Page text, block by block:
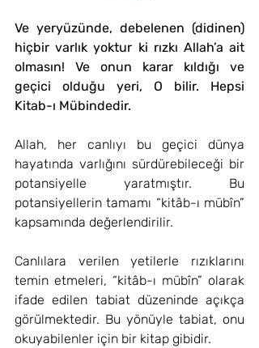
Ve yeryüzünde, debelenen (didinen)
hiçbir varlık yoktur ki rızkı Allah’a ait
olmasın! Ve onun karar kıldığı ve
geçici olduğu yeri, O bilir. Hepsi
Kitab-ı Mübindedir.
Allah, her canlıyı bu geçici dünya
hayatında varlığını sürdürebileceği bir
potansiyelle yaratmıştır. Bu
potansiyellerin tamamı “kitâb-ı mübîn”
kapsamında değerlendirilir.
Canlılara verilen yetilerle rızıklarını
temin etmeleri, “kitâb-ı mübîn” olarak
ifade edilen tabiat düzeninde açıkça
görülmektedir. Bu yönüyle tabiat, onu
okuyabilenler için bir kitap gibidir.